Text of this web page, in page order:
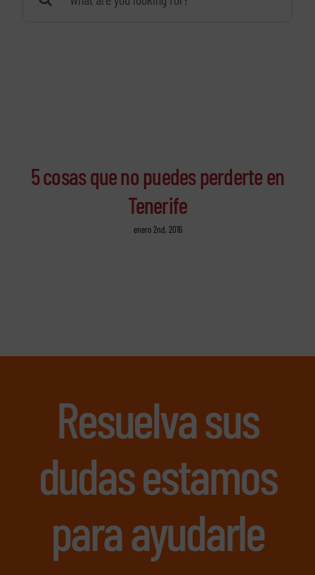
5 cosas que no puedes perderte en
Tenerife
enero 2nd, 2016
Resuelva sus
dudas estamos
para ayudarle